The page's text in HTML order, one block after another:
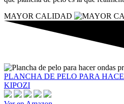
MAYOR CALIDAD
PLANCHA DE PELO PARA
KIPOZI